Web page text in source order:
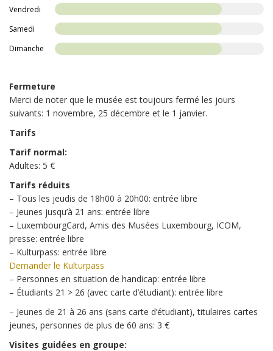
10h00
jusqu'à
20h00
10h00
Samedi
10h00
jusqu'à
18h00
18h00
Vendredi
Samedi
Dimanche
Fermeture
Merci de noter que le musée est toujours fermé les jours
suivants: 1 novembre, 25 décembre et le 1 janvier.
Tarifs
Tarif normal:
Adultes: 5 €
Tarifs réduits
– Tous les jeudis de 18h00 à 20h00: entrée libre
– Jeunes jusqu’à 21 ans: entrée libre
– LuxembourgCard, Amis des Musées Luxembourg, ICOM,
presse: entrée libre
– Kulturpass: entrée libre
Demander le Kulturpass
– Personnes en situation de handicap: entrée libre
– Étudiants 21 > 26 (avec carte d’étudiant): entrée libre
– Jeunes de 21 à 26 ans (sans carte d’étudiant), titulaires cartes
jeunes, personnes de plus de 60 ans: 3 €
Visites guidées en groupe: